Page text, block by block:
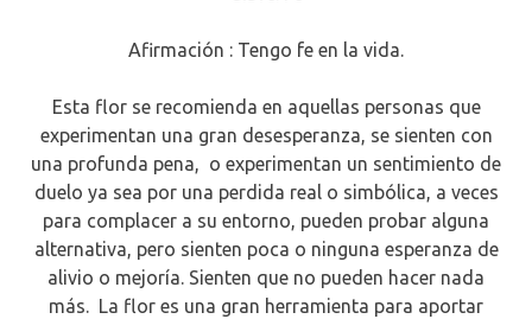
Afirmación : Tengo fe en la vida.
Esta flor se recomienda en aquellas personas que
experimentan una gran desesperanza, se sienten con
una profunda pena, o experimentan un sentimiento de
duelo ya sea por una perdida real o simbólica, a veces
para complacer a su entorno, pueden probar alguna
alternativa, pero sienten poca o ninguna esperanza de
alivio o mejoría. Sienten que no pueden hacer nada
más. La flor es una gran herramienta para aportar